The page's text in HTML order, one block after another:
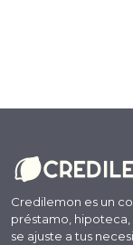
Credilemon es un
préstamo,
se ajuste a tus